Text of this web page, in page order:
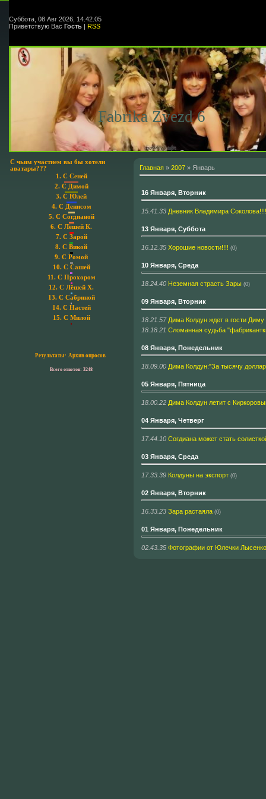
Суббота, 08 Авг 2026, 14.42.05
Приветствую Вас Гость | RSS
Fabrika Zvezd 6
С чьим участием вы бы хотели
аватары???
1. С Сеней
2. С Димой
3. С Юлей
4. С Денисом
5. С Согдианой
6. С Лёшей К.
7. С Зарой
8. С Викой
9. С Ромой
10. С Сашей
11. С Прохором
12. С Лёшей Х.
13. С Сабриной
14. С Настей
15. С Милой
Результаты· Архив опросов
Всего ответов: 3248
Главная » 2007 » Январь
16 Января, Вторник
15.41.33 Дневник Владимира
13 Января, Суббота
16.12.35 Хорошие новости!!!! (0)
10 Января, Среда
18.24.40 Неземная страсть Зары (0)
09 Января, Вторник
18.21.57 Дима Колдун ждет в гости Диму
18.18.21 Сломанная судьба
08 Января, Понедельник
18.09.00 Дима Колдун:"За тысячу
05 Января, Пятница
18.00.22 Дима Колдун летит с
04 Января, Четверг
17.44.10 Согдиана может стать
03 Января, Среда
17.33.39 Колдуны на экспорт (0)
02 Января, Вторник
16.33.23 Зара растаяла (0)
01 Января, Понедельник
02.43.35 Фотографии от Юлечки Лысенко